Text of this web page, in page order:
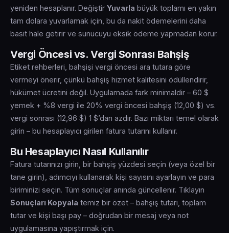
yeniden hesaplanır. Değiştir Yuvarla büyük toplamı en yakın
tam dolara yuvarlamak için, bu da nakit ödemelerini daha
basit hale getirir ve sunucuyu eksik ödeme yapmadan korur.
Vergi Öncesi vs. Vergi Sonrası Bahşiş
Etiket rehberleri, bahşişi vergi öncesi ara tutara göre
vermeyi önerir, çünkü bahşiş hizmet kalitesini ödüllendirir,
hükümet ücretini değil. Uygulamada fark minimaldir – 60 $
yemek + %8 vergi ile 20% vergi öncesi bahşiş (12,00 $) vs.
vergi sonrası (12,96 $) 1 $’dan azdır. Bazı miktarı temel olarak
girin – bu hesaplayıcı girilen fatura tutarını kullanır.
Bu Hesaplayıcı Nasıl Kullanılır
Fatura tutarınızı girin, bir bahşiş yüzdesi seçin (veya özel bir
tane girin), adımcıyı kullanarak kişi sayısını ayarlayın ve para
biriminizi seçin. Tüm sonuçlar anında güncellenir. Tıklayın
Sonuçları Kopyala temiz bir özet – bahşiş tutarı, toplam
tutar ve kişi başı pay – doğrudan bir mesaj veya not
uygulamasına yapıştırmak için.